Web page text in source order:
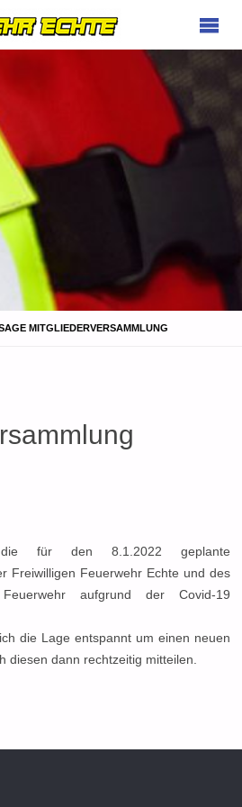
MITGLIEDERVERSAMMLUNG
für den 8.1.2022 geplante
Freiwilligen Feuerwehr Echte und des
aufgrund der Covid-19
die Lage entspannt um einen neuen
diesen dann rechtzeitig mitteilen.